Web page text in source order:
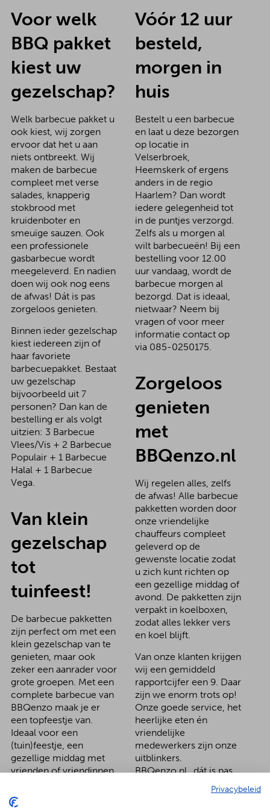
Voor welk
BBQ pakket
kiest uw
gezelschap?
Welk barbecue pakket u
ook kiest, wij zorgen
ervoor dat het u aan
niets ontbreekt. Wij
maken de barbecue
compleet met verse
salades, knapperig
stokbrood met
kruidenboter en
smeuïge sauzen. Ook
een professionele
gasbarbecue wordt
meegeleverd. En nadien
doen wij ook nog eens
de afwas! Dát is pas
zorgeloos genieten.
Binnen ieder gezelschap
kiest iedereen zijn of
haar favoriete
barbecuepakket. Bestaat
uw gezelschap
bijvoorbeeld uit 7
personen? Dan kan de
bestelling er als volgt
uitzien: 3 Barbecue
Vlees/Vis + 2 Barbecue
Populair + 1 Barbecue
Halal + 1 Barbecue
Vega.
Van klein
gezelschap
tot
tuinfeest!
De barbecue pakketten
zijn perfect om met een
klein gezelschap van te
genieten, maar ook
zeker een aanrader voor
grote groepen. Met een
complete barbecue van
BBQenzo maak je er
een topfeestje van.
Ideaal voor een
(tuin)feestje, een
gezellige middag met
vrienden of vriendinnen,
vriendenweekenden en
Vóór 12 uur
besteld,
morgen in
huis
Bestelt u een barbecue
en laat u deze bezorgen
op locatie in
Velserbroek,
Heemskerk of ergens
anders in de regio
Haarlem? Dan wordt
iedere gelegenheid tot
in de puntjes verzorgd.
Zelfs als u morgen al
wilt barbecueën! Bij een
bestelling voor 12.00
uur vandaag, wordt de
barbecue morgen al
bezorgd. Dat is ideaal,
nietwaar? Neem bij
vragen of voor meer
informatie contact op
via 085-0250175.
Zorgeloos
genieten
met
BBQenzo.nl
Wij regelen alles, zelfs
de afwas! Alle barbecue
pakketten worden door
onze vriendelijke
chauffeurs compleet
geleverd op de
gewenste locatie zodat
u zich kunt richten op
een gezellige middag of
avond. De pakketten zijn
verpakt in koelboxen,
zodat alles lekker vers
en koel blijft.
Van onze klanten krijgen
wij een gemiddeld
rapportcijfer een 9. Daar
zijn we enorm trots op!
Onze goede service, het
heerlijke eten én
vriendelijke
medewerkers zijn onze
uitblinkers.
BBQenzo.nl…dát is pas
Privacybeleid